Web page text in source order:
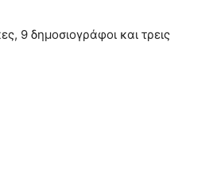
9 δημοσιογράφοι και τρεις